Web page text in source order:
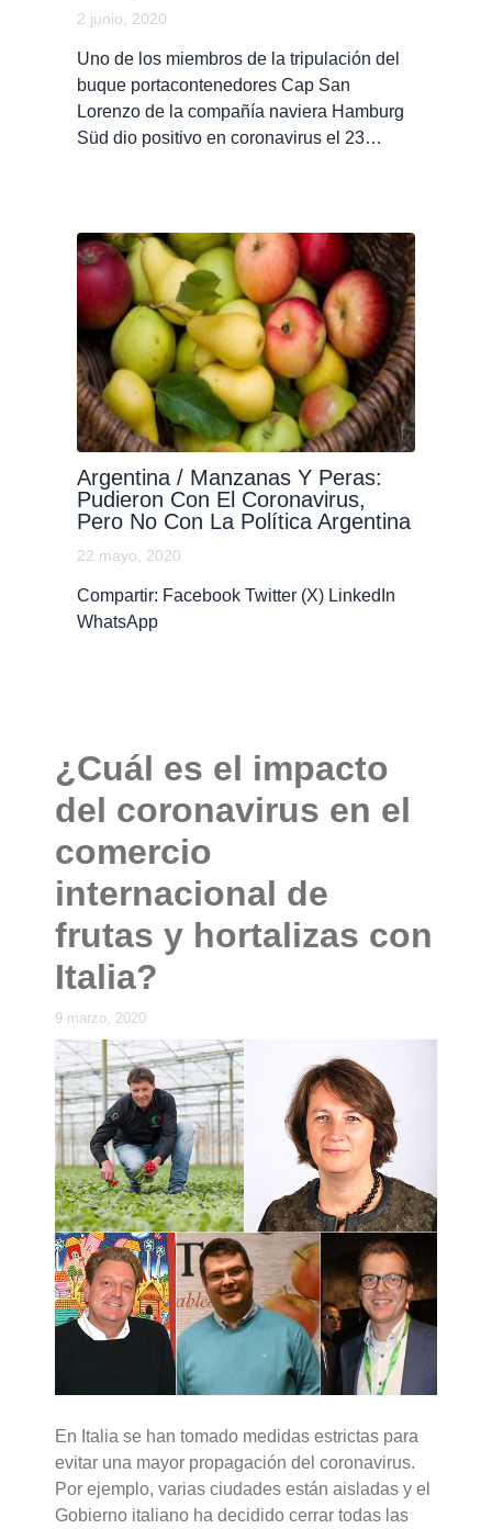
2 junio, 2020
Uno de los miembros de la tripulación del
buque portacontenedores Cap San
Lorenzo de la compañía naviera Hamburg
Süd dio positivo en coronavirus el 23…
Argentina / Manzanas Y Peras:
Pudieron Con El Coronavirus,
Pero No Con La Política Argentina
22 mayo, 2020
Compartir: Facebook Twitter (X) LinkedIn
WhatsApp
¿Cuál es el impacto
del coronavirus en el
comercio
internacional de
frutas y hortalizas con
Italia?
9 marzo, 2020
En Italia se han tomado medidas estrictas para
evitar una mayor propagación del coronavirus.
Por ejemplo, varias ciudades están aisladas y el
Gobierno italiano ha decidido cerrar todas las